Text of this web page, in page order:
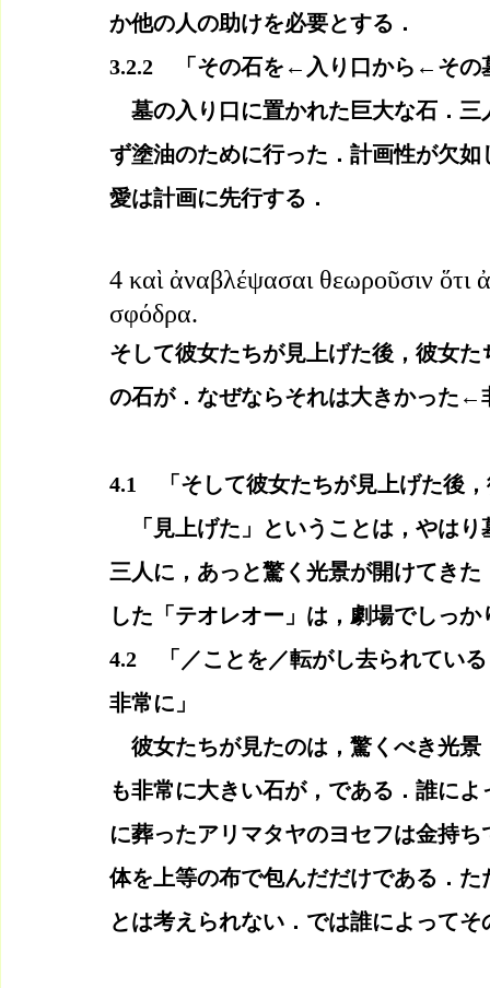
か他の人の助けを必要とする．
3.2.2　「その石を←入り口から←その
墓の入り口に置かれた巨大な石．三
ず塗油のために行った．計画性が欠
愛は計画に先行する．
4 καὶ ἀναβλέψασαι θεωροῦσιν ὅτι
σφόδρα.
そして彼女たちが見上げた後，彼女
の石が．なぜならそれは大きかった←
4.1　「そして彼女たちが見上げた後
「見上げた」ということは，やはり
三人に，あっと驚く光景が開けてき
した「テオレオー」は，劇場でしっ
4.2　「／ことを／転がし去られてい
非常に」
彼女たちが見たのは，驚くべき光
も非常に大きい石が，である．誰に
に葬ったアリマタヤのヨセフは金持
体を上等の布で包んだだけである．
とは考えられない．では誰によって